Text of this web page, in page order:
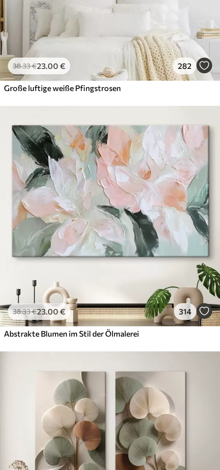
38.33€23.00 € 282
Große luftige weiße Pfingstrosen
38.33€23.00 € 314
Abstrakte Blumen im Stil der Ölmalerei